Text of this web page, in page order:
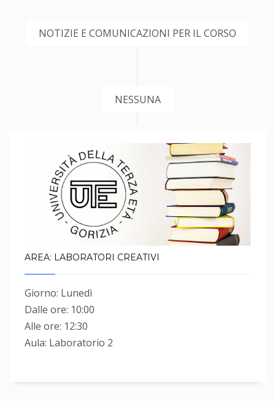
NOTIZIE E COMUNICAZIONI PER IL CORSO
NESSUNA
AREA: LABORATORI CREATIVI
Giorno: Lunedì
Dalle ore: 10:00
Alle ore: 12:30
Aula: Laboratorio 2